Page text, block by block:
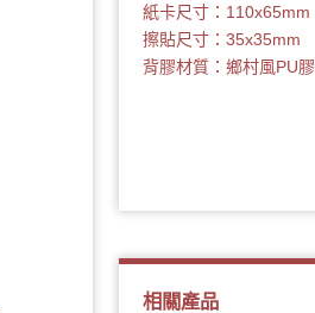
紙卡尺寸：110x65mm
擦貼尺寸：35x35mm
背膠材質： 鄉村風PU膠
相關產品